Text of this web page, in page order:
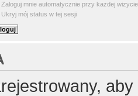
Zaloguj mnie automatycznie przy każdej wizycie
Ukryj mój status w tej sesji